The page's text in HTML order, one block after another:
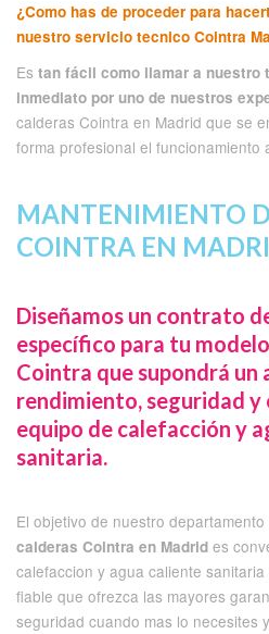
¿Como has de proceder para
nuestro servicio tecnico Cointra
Es tan fácil como llamar a nuestro
inmediato por uno de nuestros
calderas Cointra en Madrid que se
forma profesional el funcionamiento
MANTENIMIENTO
COINTRA EN
Diseñamos un contrato
específico para tu
Cointra que supondrá un
rendimiento, seguridad y
equipo de calefacción y
sanitaria.
El objetivo de nuestro departamento
calderas Cointra en Madrid es
calefaccion y agua caliente
fiable que ofrezca las mayores
seguridad cuando mas lo necesites